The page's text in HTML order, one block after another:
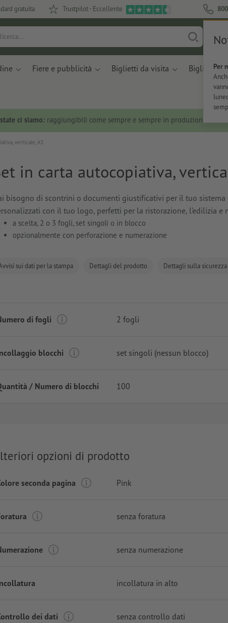
gratuita Trustpilot - Eccellente
Per
Fiere e pubblicità Biglietti da visita Biglietti
ci siamo: raggiungibili come sempre e sempre in produzione.
verticale, A3
in carta autocopiativa,
bisogno di scontrini o documenti giustificativi per il tuo
con il tuo logo, perfetti per la ristorazione, l’edilizia
a scelta, 2 o 3 fogli, set singoli o in blocco
opzionalmente con perforazione e numerazione
sui dati per la stampa Dettagli del prodotto Dettagli sulla
di fogli 2 fogli
blocchi set singoli (nessun blocco)
/ Numero di blocchi 100
opzioni di prodotto
seconda pagina Pink
senza foratura
senza numerazione
incollatura in alto
dei dati senza controllo dati